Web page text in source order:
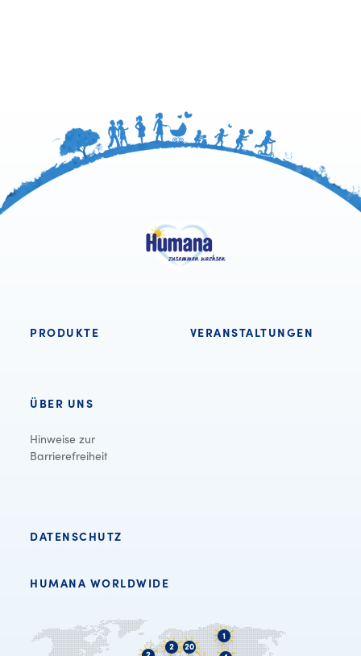
PRODUKTE VERANSTALTUNGEN
ÜBER UNS
Hinweise zur
Barrierefreiheit
DATENSCHUTZ
HUMANA WORLDWIDE